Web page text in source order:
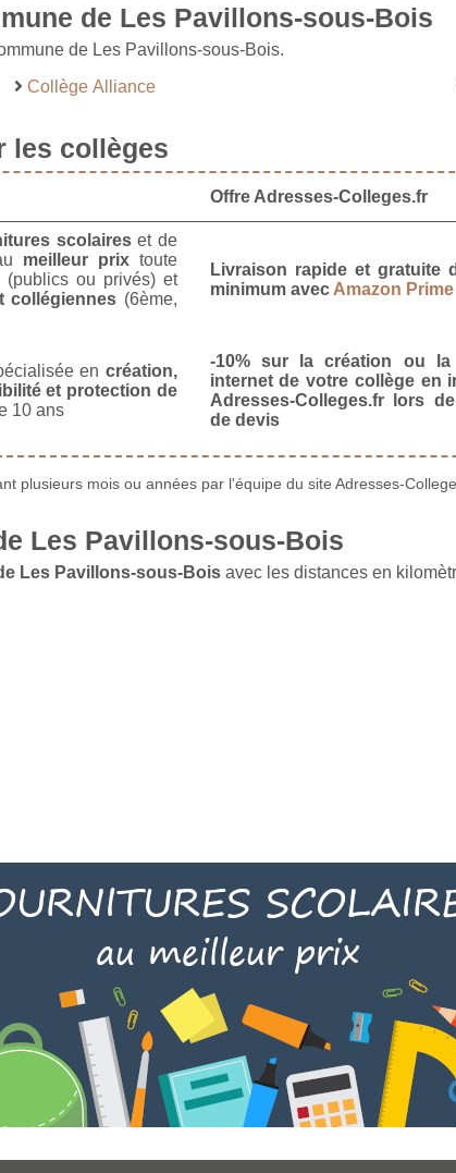
de Les Pavillons-sous-Bois
de Les Pavillons-sous-Bois.
Collège Alliance
les collèges
Offre Adresses-Colleges.fr
scolaireset de
meilleur prixtoute
(publics ou privés) et
collégiennes (6ème,
Livraison rapide et gratuite
minimum avec Amazon Prime
en création,
et protection de
10 ans
-10% sur la création ou
internet de votre collège en
Adresses-Colleges.fr lors
de devis
plusieurs mois ou années par l'équipe du site Adresses-
Les Pavillons-sous-Bois
Les Pavillons-sous-Bois avec les distances en